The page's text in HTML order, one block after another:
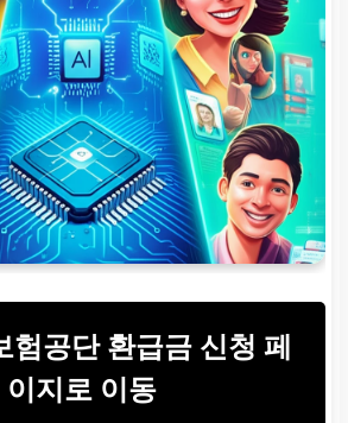
험공단 환급금 신청 페
이지로 이동